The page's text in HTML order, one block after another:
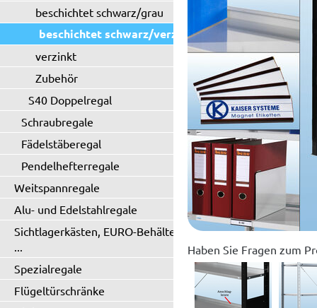
beschichtet schwarz/grau
beschichtet schwarz/verzinkt
verzinkt
Zubehör
S40 Doppelregal
Schraubregale
Fädelstäberegal
Pendelhefterregale
Weitspannregale
Alu- und Edelstahlregale
Sichtlagerkästen, EURO-Behälter
...
Spezialregale
Flügeltürschränke
Haben Sie Fragen zum